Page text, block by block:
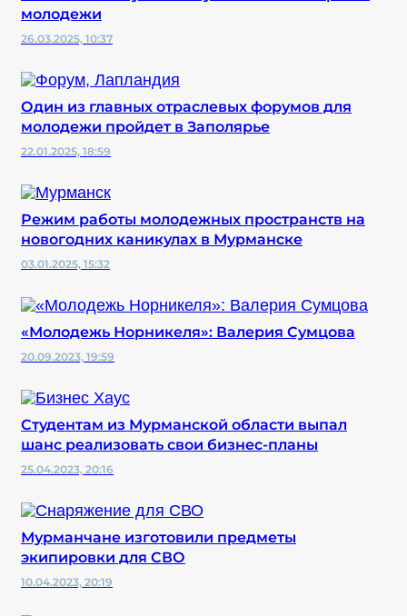
молодежи
26.03.2025, 10:37
Один из главных отраслевых форумов для
молодежи пройдет в Заполярье
22.01.2025, 18:59
Режим работы молодежных пространств на
новогодних каникулах в Мурманске
03.01.2025, 15:32
«Молодежь Норникеля»: Валерия Сумцова
20.09.2023, 19:59
Студентам из Мурманской области выпал
шанс реализовать свои бизнес-планы
25.04.2023, 20:16
Мурманчане изготовили предметы
экипировки для СВО
10.04.2023, 20:19